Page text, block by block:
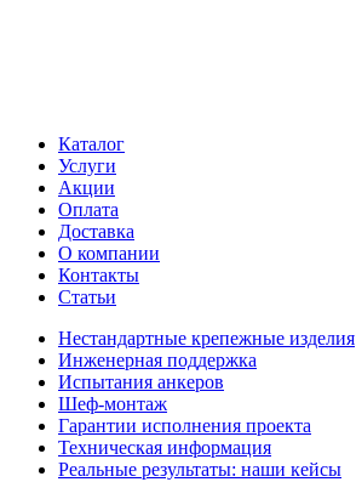
Каталог
Услуги
Акции
Оплата
Доставка
О компании
Контакты
Статьи
Нестандартные крепежные изделия
Инженерная поддержка
Испытания анкеров
Шеф-монтаж
Гарантии исполнения проекта
Техническая информация
Реальные результаты: наши кейсы